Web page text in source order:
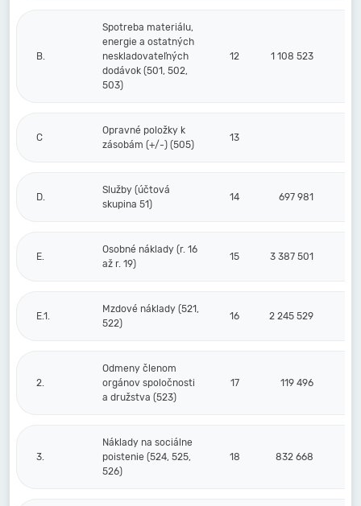
B.
Spotreba materiálu,
energie a ostatných
neskladovateľných
dodávok (501, 502,
503)
12 1 108 523
C
Opravné položky k
zásobám (+/-) (505)
13
D.
Služby (účtová
skupina 51)
14 697 981
E.
Osobné náklady (r. 16
až r. 19)
15 3 387 501
E.1.
Mzdové náklady (521,
522)
16 2 245 529
2.
Odmeny členom
orgánov spoločnosti
a družstva (523)
17 119 496
3.
Náklady na sociálne
poistenie (524, 525,
526)
18 832 668